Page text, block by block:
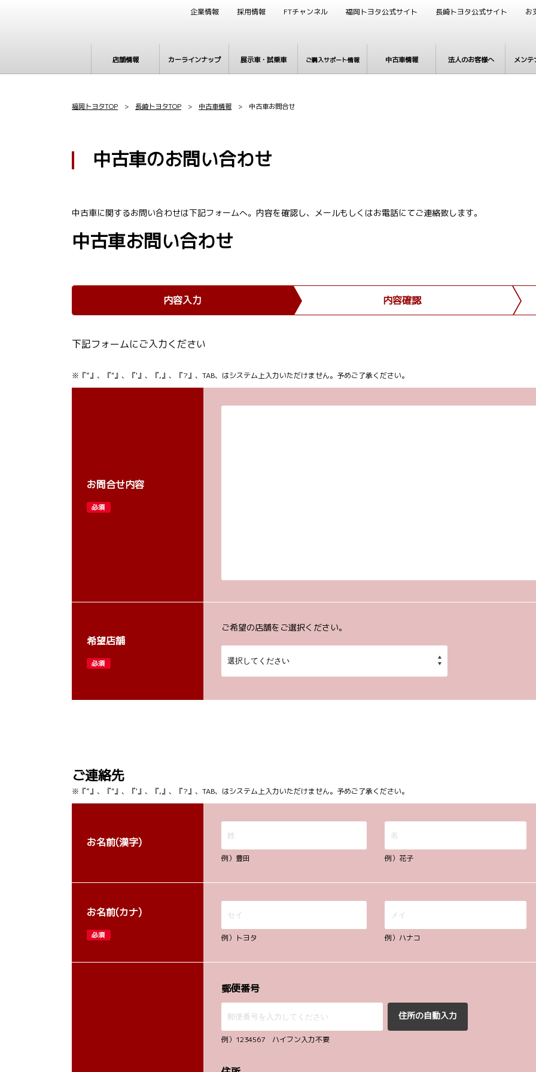
店舗情報 カーラインナップ 展示車・試乗車 ご購入サポート情報 中古車情報 法人のお客様へ メンテ
企業情報 採用情報 FTチャンネル 福岡トヨタ公式サイト 長崎トヨタ公式サイト お
福岡トヨタTOP > 長崎トヨタTOP > 中古車情報 > 中古車お問合せ
中古車のお問い合わせ
中古車に関するお問い合わせは下記フォームへ。内容を確認し、メールもしくはお電話にてご連絡致します。
中古車お問い合わせ
内容入力 内容確認
下記フォームにご入力ください
※『”』、『"』、『'』、『,』、『?』、TAB、はシステム上入力いただけません。予めご了承ください。
お問合せ内容
必須
希望店舗
必須
ご希望の店舗をご選択ください。
ご連絡先
※『”』、『"』、『'』、『,』、『?』、TAB、はシステム上入力いただけません。予めご了承ください。
お名前(漢字)
例）豊田 例）花子
お名前(カナ)
必須 例）トヨタ 例）ハナコ
郵便番号
住所の自動入力
例）1234567 ハイフン入力不要